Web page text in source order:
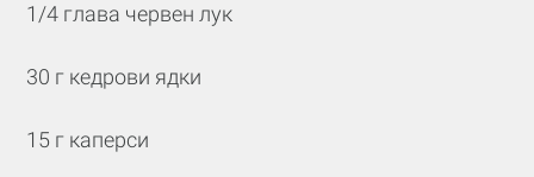
1/4 глава червен лук
30 г кедрови ядки
15 г каперси